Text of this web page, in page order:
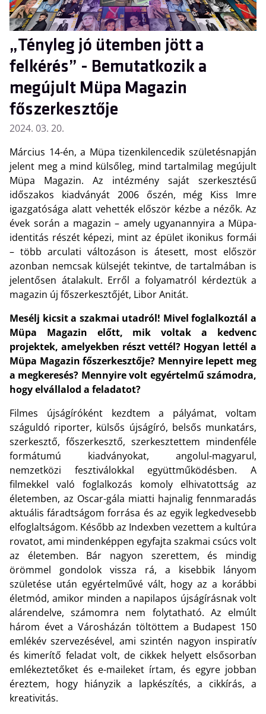
„Tényleg jó ütemben jött a
felkérés” - Bemutatkozik a
megújult Müpa Magazin
főszerkesztője
2024. 03. 20.
Március 14-én, a Müpa tizenkilencedik születésnapján
jelent meg a mind külsőleg, mind tartalmilag megújult
Müpa Magazin. Az intézmény saját szerkesztésű
időszakos kiadványát 2006 őszén, még Kiss Imre
igazgatósága alatt vehették először kézbe a nézők. Az
évek során a magazin – amely ugyanannyira a Müpa-
identitás részét képezi, mint az épület ikonikus formái
– több arculati változáson is átesett, most először
azonban nemcsak külsejét tekintve, de tartalmában is
jelentősen átalakult. Erről a folyamatról kérdeztük a
magazin új főszerkesztőjét, Libor Anitát.
Mesélj kicsit a szakmai utadról! Mivel foglalkoztál a
Müpa Magazin előtt, mik voltak a kedvenc
projektek, amelyekben részt vettél? Hogyan lettél a
Müpa Magazin főszerkesztője? Mennyire lepett meg
a megkeresés? Mennyire volt egyértelmű számodra,
hogy elvállalod a feladatot?
Filmes újságíróként kezdtem a pályámat, voltam
száguldó riporter, külsős újságíró, belsős munkatárs,
szerkesztő, főszerkesztő, szerkesztettem mindenféle
formátumú kiadványokat, angolul-magyarul,
nemzetközi fesztiválokkal együttműködésben. A
filmekkel való foglalkozás komoly elhivatottság az
életemben, az Oscar-gála miatti hajnalig fennmaradás
aktuális fáradtságom forrása és az egyik legkedvesebb
elfoglaltságom. Később az Indexben vezettem a kultúra
rovatot, ami mindenképpen egyfajta szakmai csúcs volt
az életemben. Bár nagyon szerettem, és mindig
örömmel gondolok vissza rá, a kisebbik lányom
születése után egyértelművé vált, hogy az a korábbi
életmód, amikor minden a napilapos újságírásnak volt
alárendelve, számomra nem folytatható. Az elmúlt
három évet a Városházán töltöttem a Budapest 150
emlékév szervezésével, ami szintén nagyon inspiratív
és kimerítő feladat volt, de cikkek helyett elsősorban
emlékeztetőket és e-maileket írtam, és egyre jobban
éreztem, hogy hiányzik a lapkészítés, a cikkírás, a
kreativitás.